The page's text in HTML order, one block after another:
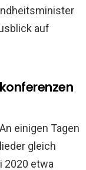
auf
einigen Tagen
gleich
2020 etwa